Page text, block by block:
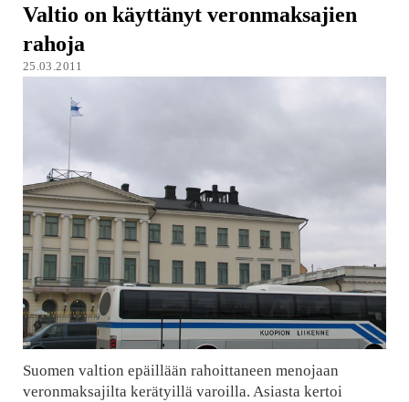
Valtio on käyttänyt veronmaksajien
rahoja
25.03.2011
Suomen valtion epäillään rahoittaneen menojaan
veronmaksajilta kerätyillä varoilla. Asiasta kertoi